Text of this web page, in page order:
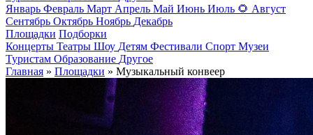
Январь Февраль Март Апрель Май Июнь Июль 🌻 Август
Сентябрь Октябрь Ноябрь Декабрь
Площадки Подборки
Концерты Театры Шоу Детям Фестивали Спорт Музеи
Туристам Образование Другое
Главная » Площадки » Музыкальный конвеер